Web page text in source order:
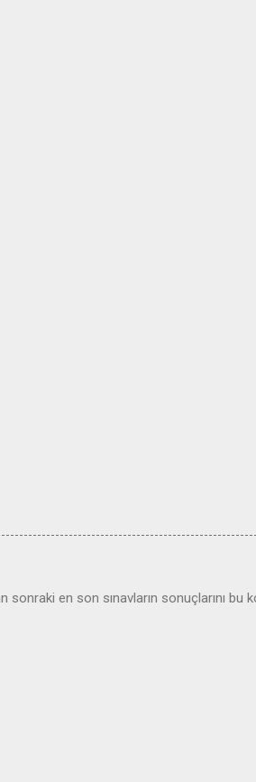
sonraki en son sınavların sonuçlarını